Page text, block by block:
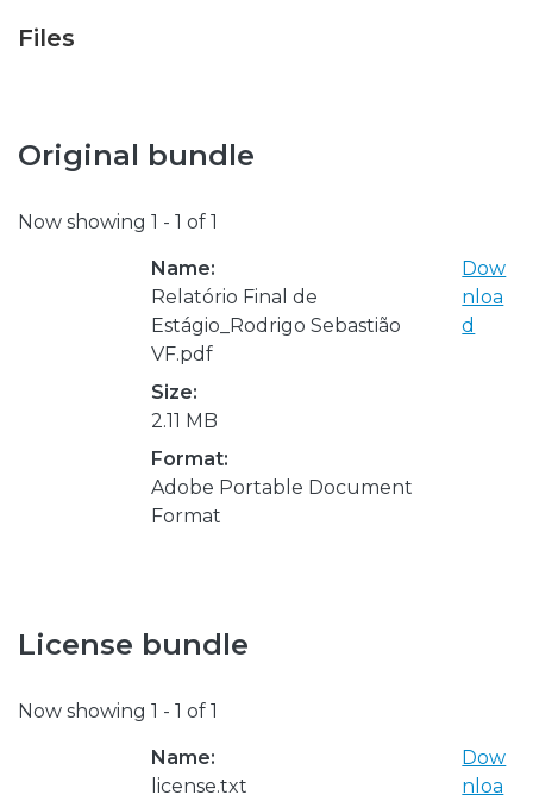
Files
Original bundle
Now showing 1 - 1 of 1
Name:
Relatório Final de
Estágio_Rodrigo Sebastião
VF.pdf
Size:
2.11 MB
Format:
Adobe Portable Document
Format
Dow
nloa
d
License bundle
Now showing 1 - 1 of 1
Name:
license.txt
Dow
nloa